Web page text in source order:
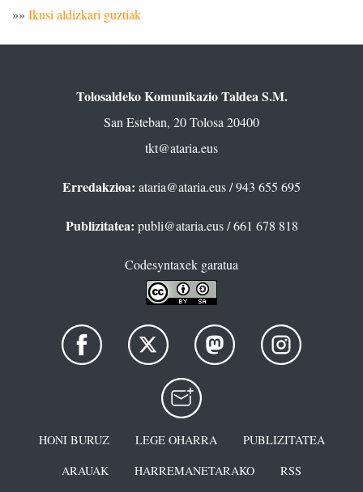
»» Ikusi aldizkari guztiak
Tolosaldeko Komunikazio Taldea S.M.
San Esteban, 20 Tolosa 20400
tkt@ataria.eus
Erredakzioa: ataria@ataria.eus/ 943 655 695
Publizitatea: publi@ataria.eus/ 661 678 818
Codesyntaxek garatua
HONI BURUZ LEGE OHARRA
PUBLIZITATEA
ARAUAK
HARREMANETARAKO RSS